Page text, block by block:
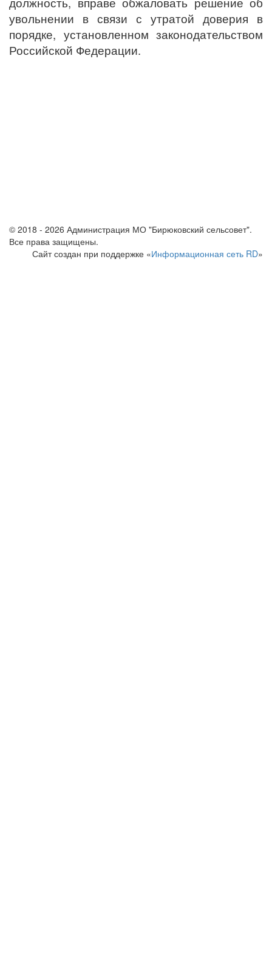
увольнении в связи с утратой доверия в
порядке, установленном законодательством
Российской Федерации.
© 2018 - 2026 Администрация МО "Бирюковский сельсовет".
Все права защищены.
Сайт создан при поддержке «Информационная сеть RD»